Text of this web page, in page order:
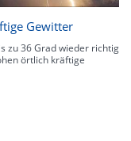
Gewitter
zu 36 Grad wieder richtig
örtlich kräftige